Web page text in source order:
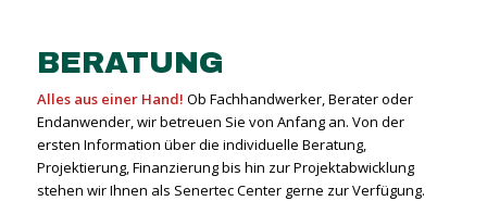
BERATUNG
Alles aus einer Hand! Ob Fachhandwerker, Berater oder
Endanwender, wir betreuen Sie von Anfang an. Von der
ersten Information über die individuelle Beratung,
Projektierung, Finanzierung bis hin zur Projektabwicklung
stehen wir Ihnen als Senertec Center gerne zur Verfügung.